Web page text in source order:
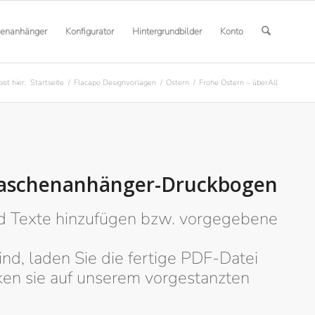
Konfigurator Hintergrundbilder Konto
hier: Startseite / Flacapo Designvorlagen / Ostern / Frohe Ostern – überAll
Druckbogen
Texte hinzufügen bzw. vorgegebene
laden Sie die fertige PDF-Datei
sie auf unserem vorgestanzten